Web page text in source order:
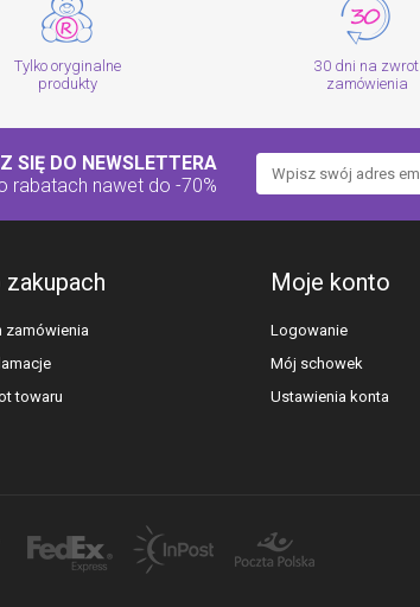
Tylko oryginalne
produkty
30 dni na zwrot
zamówienia
SIĘ DO NEWSLETTERA
rabatach nawet do -70%
zakupach
zamówienia
towaru
Moje konto
Logowanie
Mój schowek
Ustawienia konta